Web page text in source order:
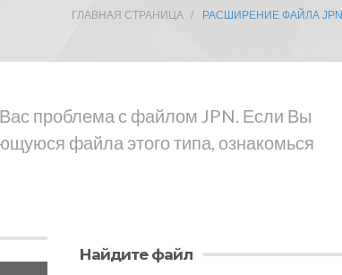
ГЛАВНАЯ СТРАНИЦА РАСШИРЕНИЕ ФАЙЛА JPN
проблема с файлом JPN. Если Вы
файла этого типа, ознакомься
Найдите файл